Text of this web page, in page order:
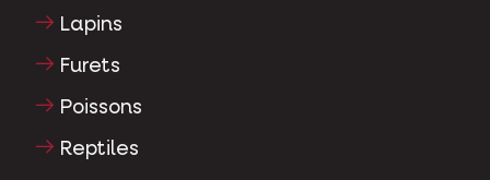
Lapins
Furets
Poissons
Reptiles